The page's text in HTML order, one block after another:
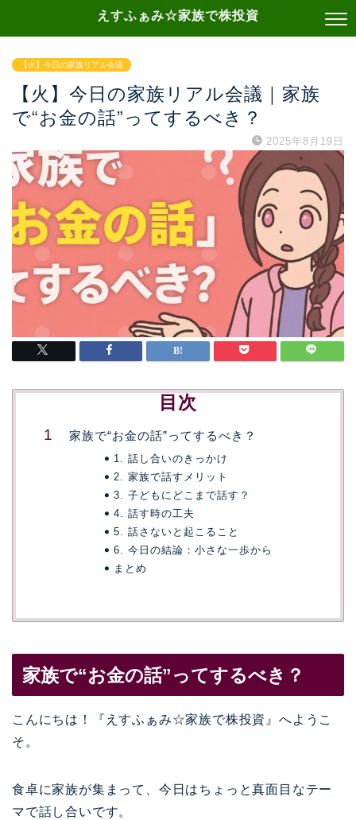
えすふぁみ☆家族で株投資
【火】今日の家族リアル会議
【火】今日の家族リアル会議｜家族
で“お金の話”ってするべき？
2025年8月19日
目次
家族で“お金の話”ってするべき？
1. 話し合いのきっかけ
2. 家族で話すメリット
3. 子どもにどこまで話す？
4. 話す時の工夫
5. 話さないと起こること
6. 今日の結論：小さな一歩から
まとめ
家族で“お金の話”ってするべき？
こんにちは！『えすふぁみ☆家族で株投資』へようこ
そ。
食卓に家族が集まって、今日はちょっと真面目なテー
マで話し合いです。